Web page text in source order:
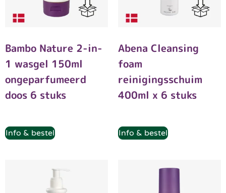
Bambo Nature 2-in-
1 wasgel 150ml
ongeparfumeerd
doos 6 stuks
Info & bestel
Abena Cleansing
foam
reinigingsschuim
400ml x 6 stuks
Info & bestel